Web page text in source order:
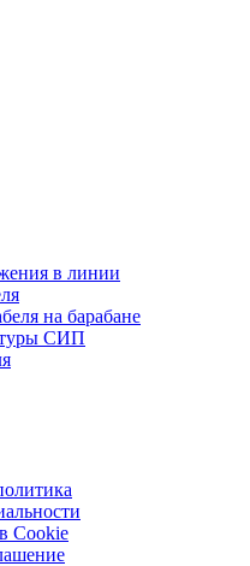
в линии
на барабане
СИП
Cookie